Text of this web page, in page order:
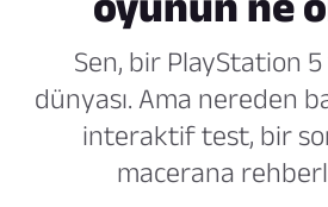
Sen, bir PlayStation
dünyası. Ama nereden
interaktif test, bir
macerana